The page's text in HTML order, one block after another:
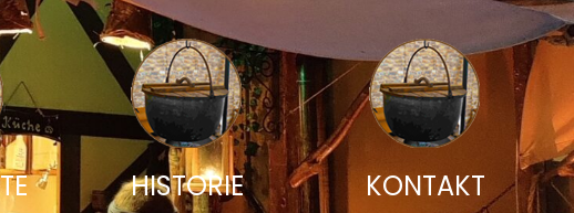
HISTORIE KONTAKT